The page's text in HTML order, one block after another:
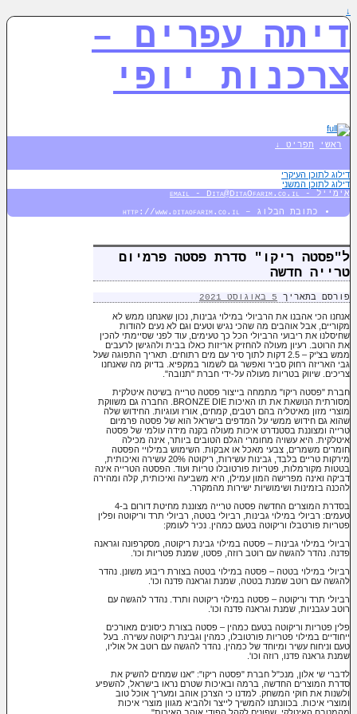
↓
דיתה עפרים –
צרכנות יופי
ראשי תפריט ↓
דילוג לתוכן העיקרי
דילוג לתוכן המשני
אימייל - email - Dita@DitaOfarim.co.il
כתובת הבלוג – http://www.ditaofarim.co.il
ל"פסטה ריקו" סדרת פסטה פרמיום
טרייה חדשה
פורסם בתאריך 5 באוגוסט 2021
אנחנו הכי אהבנו את הרביולי במילוי גבינות, נכון שאנחנו ממש לא
מקוריים, אבל אוהבים מה שהכי נגיש וטעים וגם לא נעים להודות
שחיסלנו את ריבועי הרביולי הכל כך טעימים, עוד לפני שסיימתי להכין
את הרוטב. רעיון מעולה להחזיק אריזות כאלו בבית ולהגישן לרעבים
ממש בצ'יק – 2.5 דקות לתוך סיר עם מים רתוחים. תאריך התפוגה שעל
גבי האריזה רחוק סביר ואפשר גם לשמור במקפיא. בדיוק מה שאנחנו
צריכים. שיווק בטריות מעולה על-ידי חברת "תנובה".
חברת "פסטה ריקו" מתמחה בייצור פסטה טרייה בשיטה איטלקית
מסורתית הנושאת את תו האיכות BRONZE DIE. החברה גם משווקת
מוצרי מזון מאיטליה בהם רטבים, קמחים, אורז ועוגיות. החידוש שלה
שהוא גם חידוש ממשי על המדפים בישראל הוא של פסטה פרמיום
טרייה ומצוננת בסטנדרט איכות מעולה בקנה מידה עולמי של פסטה
איטלקית. היא עשויה מחומרי הגלם הטובים ביותר, אינה מכילה
חומרים משמרים, צבעי מאכל או אבקות. השימוש במילויי הפסטה
מירקות טריים בלבד, גבינות עשירות, ריקוטה 20% עשירה ואיכותית,
בטטות מקורמלות, פטריות פורטובלו טריות ועוד. הפסטה הטרייה אינה
דביקה ואינה מפרישה המון עמילן, היא משביעה ואיכותית, קלה ומהירה
להכנה בזמינות ושימושיות ישירות מהמקרר.
בסדרת המוצרים החדשה פסטה טרייה מצוננת מחיטת דורום ב-4
טעמים: רביולי במילוי גבינות, רביולי בטטה, רביולי תרד וריקוטה ופלין
פטריות פורטבלו וריקוטה בטעם כמהין. נכיר לעומק:
רביולי במילוי גבינות – פסטה במילוי גבינת ריקוטה, מסקרפונה וגראנה
פדנה. נהדר להגשה עם רוטב רוזה, פסטו, שמנת פטריות וכו'.
רביולי במילוי בטטה – פסטה במילוי בטטה בצורת ריבוע משונן. נהדר
להגשה עם רוטב שמנת בטטה, שמנת וגראנה פדנה וכו'.
רביולי תרד וריקוטה – פסטה במילוי ריקוטה ותרד. נהדר להגשה עם
רוטב עגבניות, שמנת וגראנה פדנה וכו'.
פלין פטריות וריקוטה בטעם כמהין – פסטה בצורת כיסונים מאורכים
ייחודיים במילוי פטריות פורטובלו, כמהין וגבינת ריקוטה עשירה. בעל
טעם וניחוח עשיר ומיוחד של כמהין. נהדר להגשה עם רוטב אל אוליו,
שמנת גראנה פדנו, רוזה וכו'.
לדברי שי אלון, מנכ"ל חברת "פסטה ריקו": "אנו שמחים להשיק את
סדרת המוצרים החדשה, ברמה ובאיכות שטרם נראו בישראל, להשפיע
ולשנות את חוקי המשחק. למדנו כי הצרכן אוהב ומעריך אוכל טוב
ומוצרי איכות. בכוונתנו להמשיך לייצר ולהביא מגוון מוצרי איכות
מהמטבח האיטלקי, שפונים לקהל הפודי אוהב האיכות".